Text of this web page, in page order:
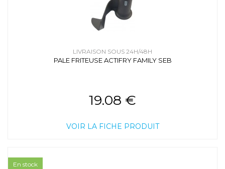
LIVRAISON SOUS 24H/48H
PALE FRITEUSE ACTIFRY FAMILY SEB
19.08 €
VOIR LA FICHE PRODUIT
En stock